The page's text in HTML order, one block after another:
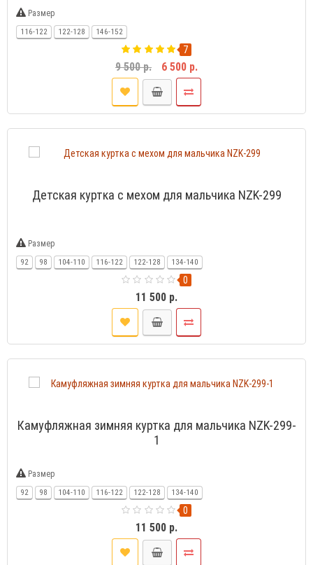
Размер
116-122 122-128 146-152
7
9 500 р. 6 500 р.
Детская куртка с мехом для мальчика NZK-299
Размер
92 98 104-110 116-122 122-128 134-140
0
11 500 р.
Камуфляжная зимняя куртка для мальчика NZK-299-
1
Размер
92 98 104-110 116-122 122-128 134-140
0
11 500 р.